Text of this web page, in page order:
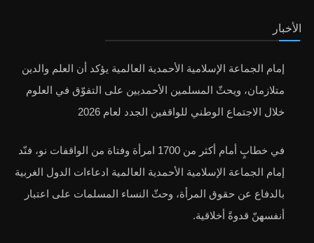
الأخبار
إمام الجماعة الإسلامية الأحمدية العالمية يؤكد أن العلم والدين
متلازمان، ويحثّ المسلمين الأحمديين على التفوّق في العلوم
خلال الاجتماع الوطني للواقفين الجدد لعام 2026
في خطابٍ أمام أكثر من 1700 امرأة وفتاة من الواقفات نو، فنّد
إمام الجماعة الإسلامية الأحمدية العالمية ادعاءات الدول الغربية
بالدفاع عن حقوق المرأة، وحثّ النساء المسلمات على اعتبار
أنفسهنّ قدوةً أخلاقية.